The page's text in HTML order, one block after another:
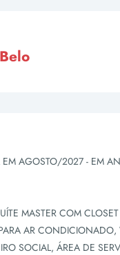
AGOSTO/2027 - EM
MASTER COM
AR
SOCIAL, ÁREA DE